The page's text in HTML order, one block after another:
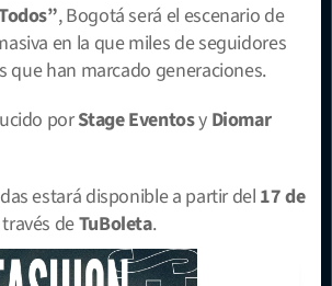
, Bogotá será el escenario de
en la que miles de seguidores
que han marcado generaciones.
por Stage Eventos y Diomar
estará disponible a partir del 17 de
de TuBoleta.